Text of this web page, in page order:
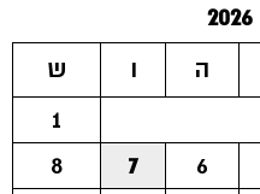
ה ו
ש
1
6
7
8